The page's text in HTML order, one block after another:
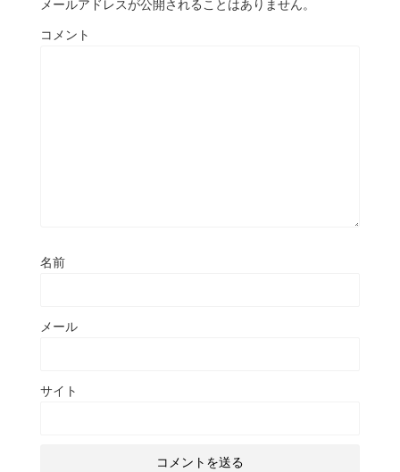
メールアドレスが公開されることはありません。
コメント
名前
メール
サイト